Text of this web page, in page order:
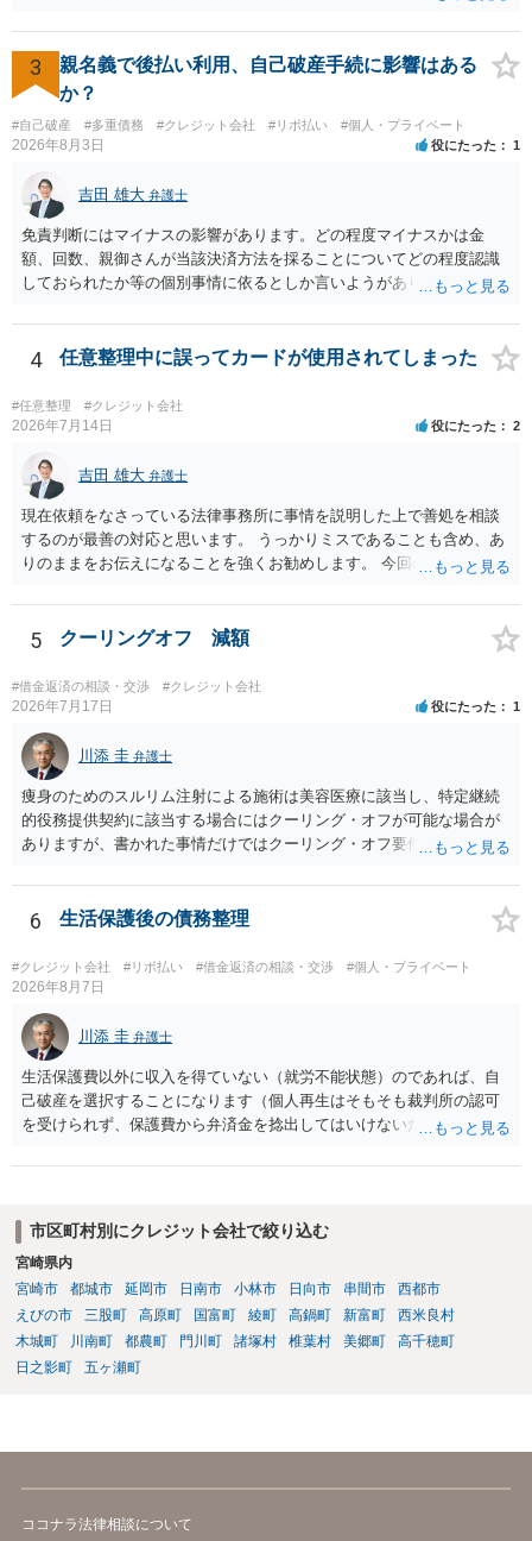
3
親名義で後払い利用、自己破産手続に影響はある
か？
#自己破産 #多重債務 #クレジット会社 #リボ払い #個人・プライベート
2026年8月3日 役にたった 1
吉田 雄大 弁護士
免責判断にはマイナスの影響があります。どの程度マイナスかは金
額、回数、親御さんが当該決済方法を採ることについてどの程度認識
しておられたか等の個別事情に依るとしか言いようがありません。 と
なって相談し、善後策を考えることをお勧めします。
4 任意整理中に誤ってカードが使用されてしまった
#任意整理 #クレジット会社
2026年7月14日 役にたった 2
吉田 雄大 弁護士
現在依頼をなさっている法律事務所に事情を説明した上で善処を相談
するのが最善の対応と思います。 うっかりミスであることも含め、あ
りのままをお伝えになることを強くお勧めします。 今回のできごとだ
早ければ早いほどいいのは間違いありません。 ご健闘をお祈りいたし
ます。
5 クーリングオフ 減額
#借金返済の相談・交渉 #クレジット会社
2026年7月17日 役にたった 1
川添 圭 弁護士
痩身のためのスルリム注射による施術は美容医療に該当し、特定継続
的役務提供契約に該当する場合にはクーリング・オフが可能な場合が
ありますが、書かれた事情だけではクーリング・オフ要件を満たして
か）が不明です。仮に特定継続的役務提供契約に該当する場合には、
クーリング・オフができない場合でも中途解約は可能ですが、この点
いただいた方がよいでしょう。
6 生活保護後の債務整理
#クレジット会社 #リボ払い #借金返済の相談・交渉 #個人・プライベート
2026年8月7日
川添 圭 弁護士
生活保護費以外に収入を得ていない（就労不能状態）のであれば、自
己破産を選択することになります（個人再生はそもそも裁判所の認可
を受けられず、保護費から弁済金を捻出してはいけないため任意整理
士費用は法テラスが負担し、裁判所の予納金等も法テラスが援助して
市区町村別にクレジット会社で絞り込む
宮崎県内
宮崎市
都城市 延岡市 日南市 小林市 日向市 串間市
西都市
えびの市
三股町 高原町 国富町 綾町 高鍋町 新富町
西米良村
木城町
川南町 都農町 門川町 諸塚村 椎葉村 美郷町
高千穂町
日之影町
五ヶ瀬町
ココナラ法律相談について